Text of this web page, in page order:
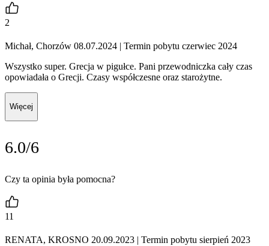
2
Michał, Chorzów 08.07.2024 | Termin pobytu czerwiec 2024
Wszystko super. Grecja w pigułce. Pani przewodniczka cały czas
opowiadała o Grecji. Czasy współczesne oraz starożytne.
Więcej
6.0/6
Czy ta opinia była pomocna?
11
RENATA, KROSNO 20.09.2023 | Termin pobytu sierpień 2023